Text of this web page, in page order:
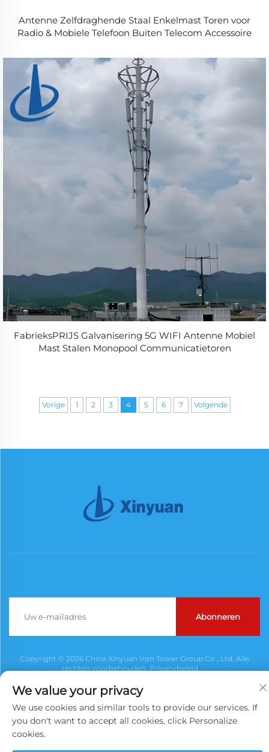
Antenne Zelfdraghende Staal Enkelmast Toren voor
Radio & Mobiele Telefoon Buiten Telecom Accessoire
FabrieksPRIJS Galvanisering 5G WIFI Antenne Mobiel
Mast Stalen Monopool Communicatietoren
Vorige 1 2 3 4 5 6 7 Volgende
Abonneren
Copyright © 2026 China Xinyuan Iron Tower Group Co., Ltd. Alle
rechten voorbehouden. Privacybeleid
We value your privacy
We use cookies and similar tools to provide our services. If
you don't want to accept all cookies, click Personalize
cookies.